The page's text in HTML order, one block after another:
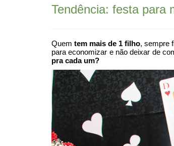
Tendência: festa para
Quemtem mais de 1 filho, sempre
para economizar e não deixar de
pra cada um?